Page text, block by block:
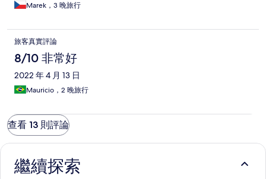
Marek，3 晚旅行
旅客真實評論
8/10 非常好
2022 年 4 月 13 日
Mauricio，2 晚旅行
查看 13 則評論
繼續探索